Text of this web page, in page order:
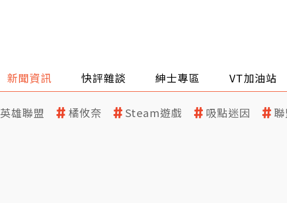
新聞資訊 快評雜談 紳士專區 VT加油站
英雄聯盟 橘攸奈 Steam遊戲 吸點迷因